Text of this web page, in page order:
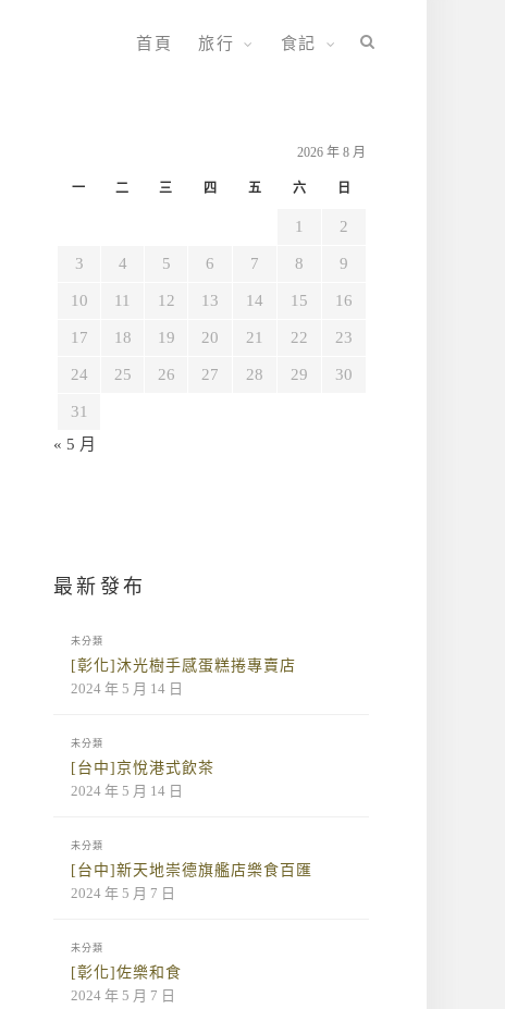
首頁 旅行 食記
2026 年 8 月
一 二 三 四 五 六 日
1 2
3 4 5 6 7 8 9
10 11 12 13 14 15 16
17 18 19 20 21 22 23
24 25 26 27 28 29 30
31
« 5 月
最新發布
未分類
[彰化]沐光樹手感蛋糕捲專賣店
2024 年 5 月 14 日
未分類
[台中]京悅港式飲茶
2024 年 5 月 14 日
未分類
[台中]新天地崇德旗艦店樂食百匯
2024 年 5 月 7 日
未分類
[彰化]佐樂和食
2024 年 5 月 7 日